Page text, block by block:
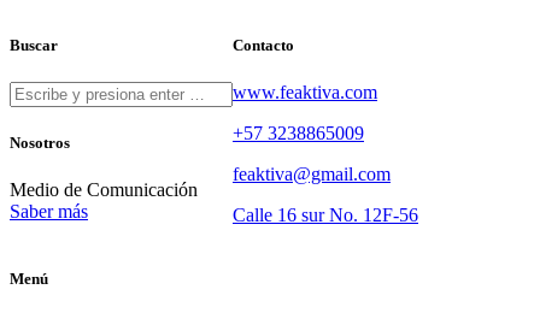
Buscar Contacto
www.feaktiva.com
+57 3238865009
feaktiva@gmail.com
Calle 16 sur No. 12F-56
Nosotros
Medio de Comunicación
Saber más
Menú